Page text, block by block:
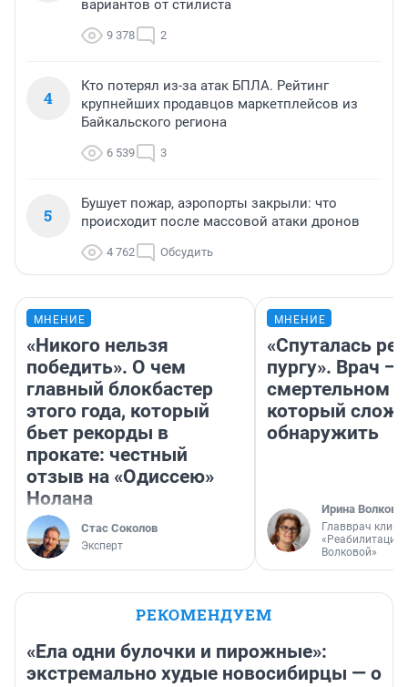
вариантов от стилиста
9 378 2
4
Кто потерял из-за атак БПЛА. Рейтинг
крупнейших продавцов маркетплейсов из
Байкальского региона
6 539 3
5
Бушует пожар, аэропорты закрыли: что
происходит после массовой атаки дронов
4 762 Обсудить
МНЕНИЕ
«Никого нельзя
победить». О чем
главный блокбастер
этого года, который
бьет рекорды в
прокате: честный
отзыв на «Одиссею»
Нолана
Стас Соколов
Эксперт
МНЕНИЕ
«Спуталась
пургу». Врач —
смертельном
который
обнаружить
Ирина Волкова
Главврач
«Реабилитация
Волковой»
РЕКОМЕНДУЕМ
«Ела одни булочки и пирожные»:
экстремально худые новосибирцы — о